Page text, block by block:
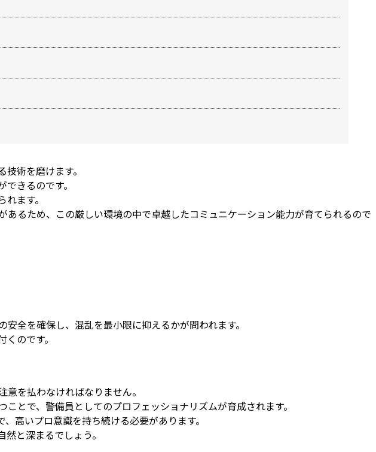
います。
る経験が積めるのかをご紹介します。
す。
術を磨けます。
きるのです。
ます。
るため、この厳しい環境の中で卓越したコミュニケーション能力が育てられるので
全を確保し、混乱を最小限に抑えるかが問われます。
のです。
を払わなければなりません。
とで、警備員としてのプロフェッショナリズムが育成されます。
高いプロ意識を持ち続ける必要があります。
と深まるでしょう。